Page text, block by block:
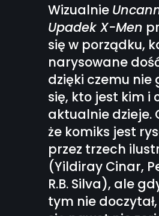
Wizualnie
Upadek X-Men
się w porządku,
narysowane
dzięki czemu nie
się, kto jest kim i
aktualnie dzieje.
że komiks jest
przez trzech
(Yildiray Cinar,
R.B. Silva), ale
tym nie